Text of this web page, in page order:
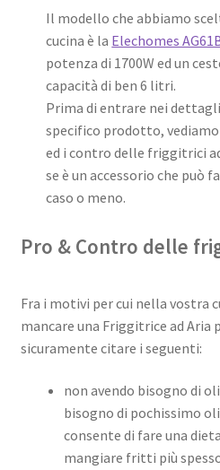
Il modello che abbiamo
cucina è la Elechomes
potenza di 1700W ed un
capacità di ben 6 litri.
Prima di entrare nei
specifico prodotto,
ed i contro delle friggitrici
se è un accessorio che può
caso o meno.
Pro & Contro delle
Fra i motivi per cui nella vostra
mancare una Friggitrice ad Aria
sicuramente citare i seguenti:
non avendo bisogno di
bisogno di pochissimo
consente di fare una
mangiare fritti più